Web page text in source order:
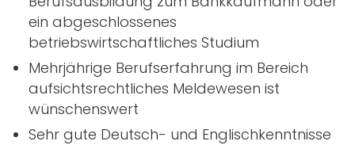
ein abgeschlossenes
betriebswirtschaftliches Studium
Mehrjährige Berufserfahrung im Bereich
aufsichtsrechtliches Meldewesen ist
wünschenswert
Sehr gute Deutsch- und Englischkenntnisse